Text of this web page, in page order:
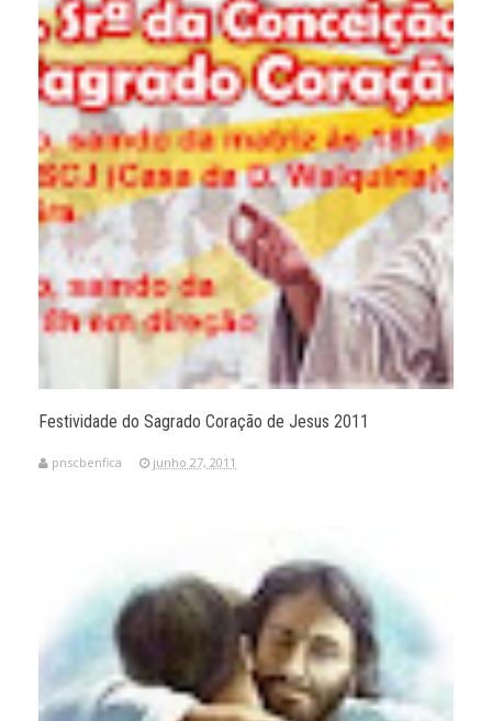
Festividade do Sagrado Coração de Jesus 2011
pnscbenfica junho 27, 2011